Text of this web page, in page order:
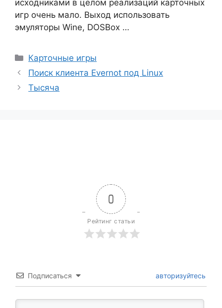
исходниками в целом реализаций карточных
игр очень мало. Выход использовать
эмуляторы Wine, DOSBox …
Рубрики
Карточные игры
Поиск клиента Evernot под Linux
Тысяча
0
Рейтинг статьи
Подписаться авторизуйтесь